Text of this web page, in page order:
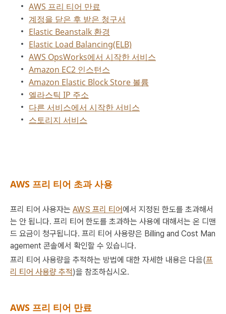
AWS 프리 티어 만료
계정을 닫은 후 받은 청구서
Elastic Beanstalk 환경
Elastic Load Balancing(ELB)
AWS OpsWorks에서 시작한 서비스
Amazon EC2 인스턴스
Amazon Elastic Block Store 볼륨
엘라스틱 IP 주소
다른 서비스에서 시작한 서비스
스토리지 서비스
AWS 프리 티어 초과 사용
프리 티어 사용자는 AWS 프리 티어에서 지정된 한도를 초과해서
는 안 됩니다. 프리 티어 한도를 초과하는 사용에 대해서는 온 디맨
드 요금이 청구됩니다. 프리 티어 사용량은 Billing and Cost Man
agement 콘솔에서 확인할 수 있습니다.
프리 티어 사용량을 추적하는 방법에 대한 자세한 내용은 다음(프
리 티어 사용량 추적)을 참조하십시오.
AWS 프리 티어 만료